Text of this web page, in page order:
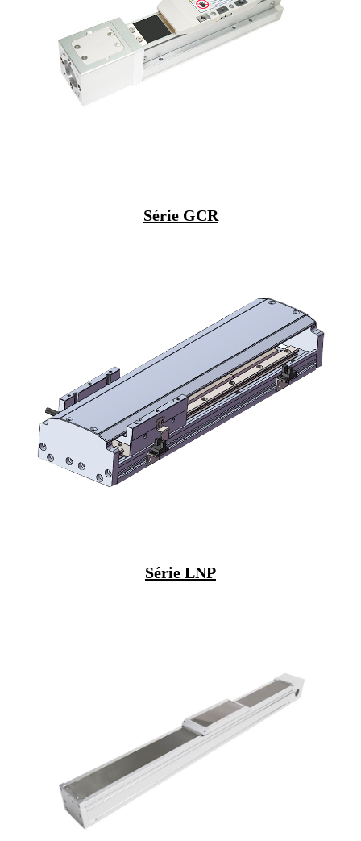
Série GCR
Série LNP